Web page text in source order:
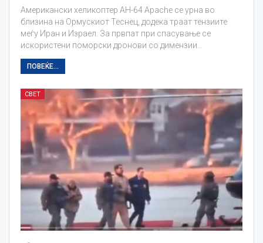
Американски хеликоптер AH-64 Apache се урна во
близина на Ормускиот Теснец, додека траат тензиите
меѓу Иран и Израел. За првпат при спасување се
искористени поморски дронови со димензии…
ПОВЕЌЕ...
СВЕТ